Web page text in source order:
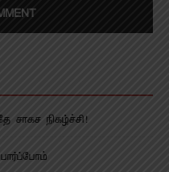
சாகச நிகழ்ச்சி!